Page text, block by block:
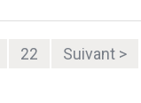
22 Suivant >